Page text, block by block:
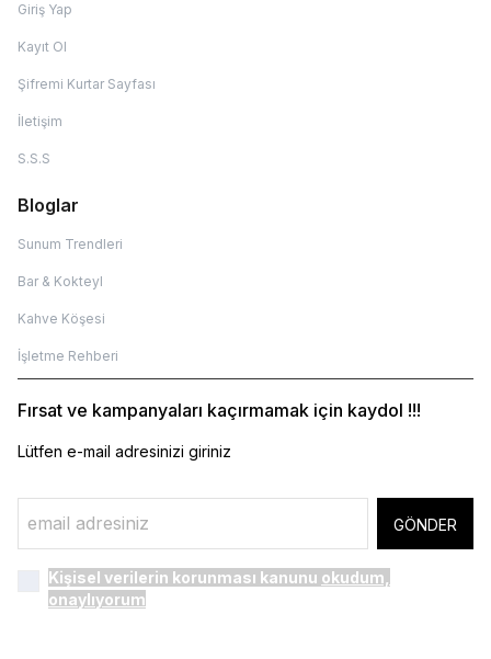
Giriş Yap
Kayıt Ol
Şifremi Kurtar Sayfası
İletişim
S.S.S
Bloglar
Sunum Trendleri
Bar & Kokteyl
Kahve Köşesi
İşletme Rehberi
Fırsat ve kampanyaları kaçırmamak için kaydol !!!
Lütfen e-mail adresinizi giriniz
GÖNDER
Kişisel verilerin korunması kanunu okudum,
onaylıyorum